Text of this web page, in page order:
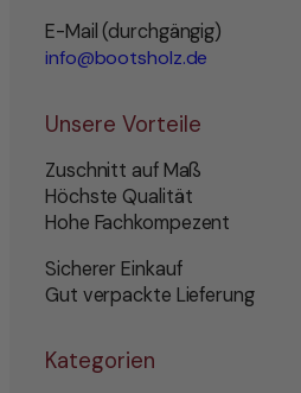
E-Mail (durchgängig)
info@bootsholz.de
Unsere Vorteile
Zuschnitt auf Maß
Höchste Qualität
Hohe Fachkompezent
Sicherer Einkauf
Gut verpackte Lieferung
Kategorien